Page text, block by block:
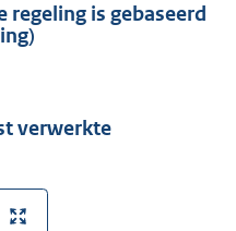
regeling is gebaseerd
verwerkte